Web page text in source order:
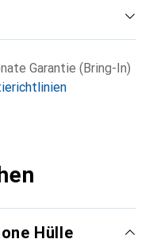
Garantie (Bring-In)
Hülle